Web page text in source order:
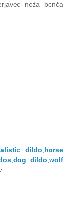
neža bonča
dildo horse
,dog dildo wolf